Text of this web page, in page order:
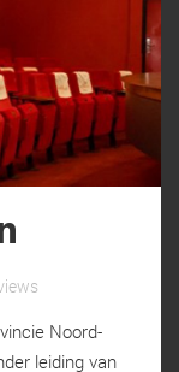
Noord-
leiding van